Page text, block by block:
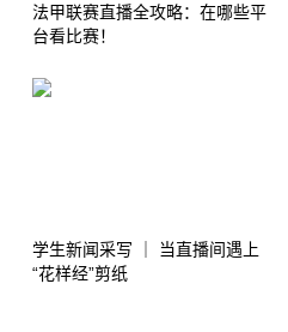
法甲联赛直播全攻略：在哪些平
台看比赛！
学生新闻采写 ｜ 当直播间遇上
“花样经”剪纸